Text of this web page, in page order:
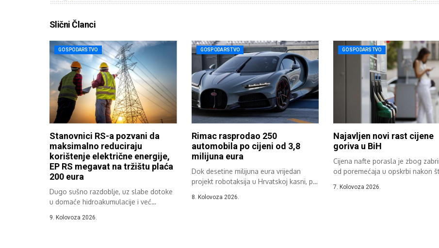
Slični Članci
GOSPODARSTVO
Stanovnici RS-a pozvani da
maksimalno reduciraju
korištenje električne energije,
EP RS megavat na tržištu plaća
200 eura
Dugo sušno razdoblje, uz slabe dotoke
u domaće hidroakumulacije i već
9. Kolovoza 2026.
GOSPODARSTVO
Rimac rasprodao 250
automobila po cijeni od 3,8
milijuna eura
Dok desetine milijuna eura vrijedan
projekt robotaksija u Hrvatskoj kasni, pa
8. Kolovoza 2026.
GOSPODARSTVO
Najavljen novi rast cijene
goriva u BiH
Cijena nafte porasla je zbog
od poremećaja u opskrbi nakon
7. Kolovoza 2026.